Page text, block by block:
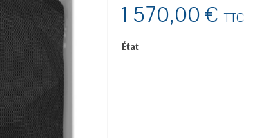
1 570,00 €TTC
État